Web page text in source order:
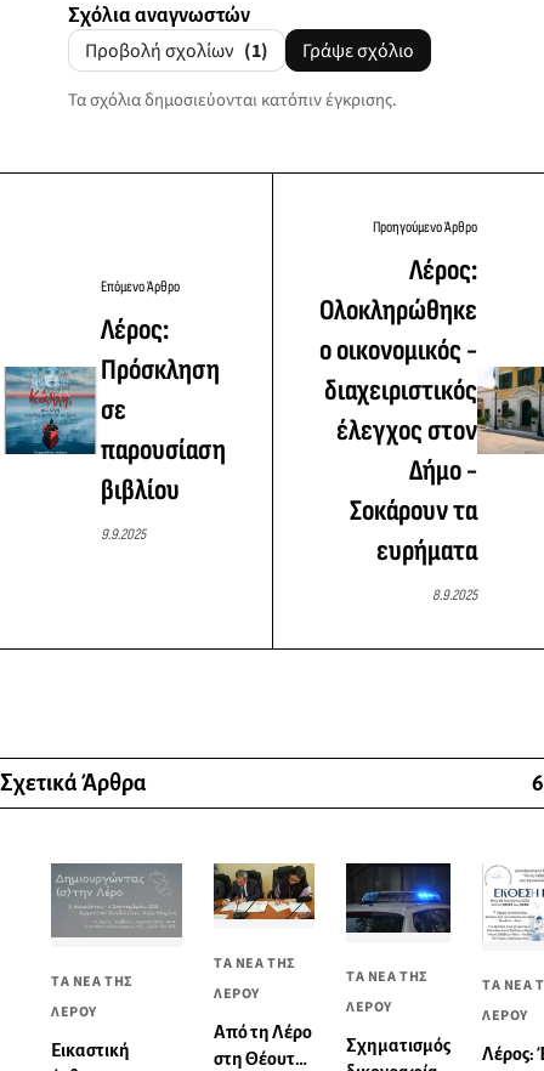
Σχόλια αναγνωστών
Προβολή σχολίων (1) Γράψε σχόλιο
Τα σχόλια δημοσιεύονται κατόπιν έγκρισης.
Επόμενο Άρθρο
Λέρος:
Πρόσκληση
σε
παρουσίαση
βιβλίου
9.9.2025
Προηγούμενο Άρθρο
Λέρος:
Ολοκληρώθηκε
ο οικονομικός -
διαχειριστικός
έλεγχος στον
Δήμο -
Σοκάρουν τα
ευρήματα
8.9.2025
Σχετικά Άρθρα 6
ΤΑ ΝΕΑ ΤΗΣ
ΛΕΡΟΥ
Εικαστική
ΤΑ ΝΕΑ ΤΗΣ
ΛΕΡΟΥ
Από τη Λέρο
στη Θέουτα:
ΤΑ ΝΕΑ ΤΗΣ
ΛΕΡΟΥ
Σχηματισμός
ΤΑ ΝΕΑ
ΛΕΡΟΥ
Λέρος: